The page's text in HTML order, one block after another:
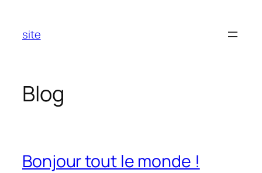
contenu
site
Blog
Bonjour tout le monde !